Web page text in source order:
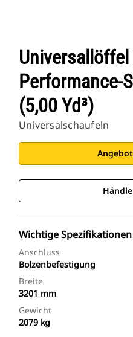
Universallöffel
Performance-
(5,00 Yd³)
Universalschaufeln
Wichtige Spezifikationen
Anschluss
Bolzenbefestigung
Breite
3201 mm
Gewicht
2079 kg